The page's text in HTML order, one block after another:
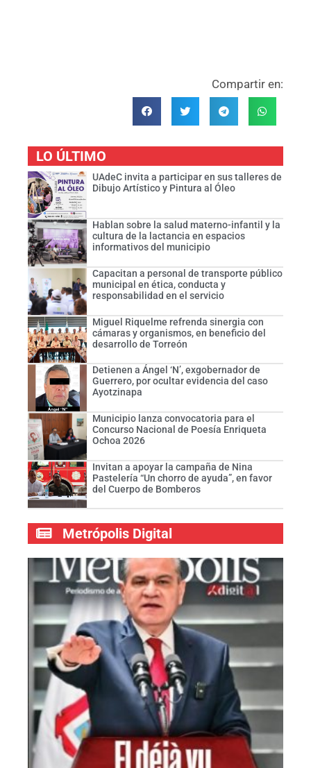
Compartir en:
LO ÚLTIMO
UAdeC invita a participar en sus talleres de
Dibujo Artístico y Pintura al Óleo
Hablan sobre la salud materno-infantil y la
cultura de la lactancia en espacios
informativos del municipio
Capacitan a personal de transporte público
municipal en ética, conducta y
responsabilidad en el servicio
Miguel Riquelme refrenda sinergia con
cámaras y organismos, en beneficio del
desarrollo de Torreón
Detienen a Ángel ‘N’, exgobernador de
Guerrero, por ocultar evidencia del caso
Ayotzinapa
Municipio lanza convocatoria para el
Concurso Nacional de Poesía Enriqueta
Ochoa 2026
Invitan a apoyar la campaña de Nina
Pastelería “Un chorro de ayuda”, en favor
del Cuerpo de Bomberos
Metrópolis Digital